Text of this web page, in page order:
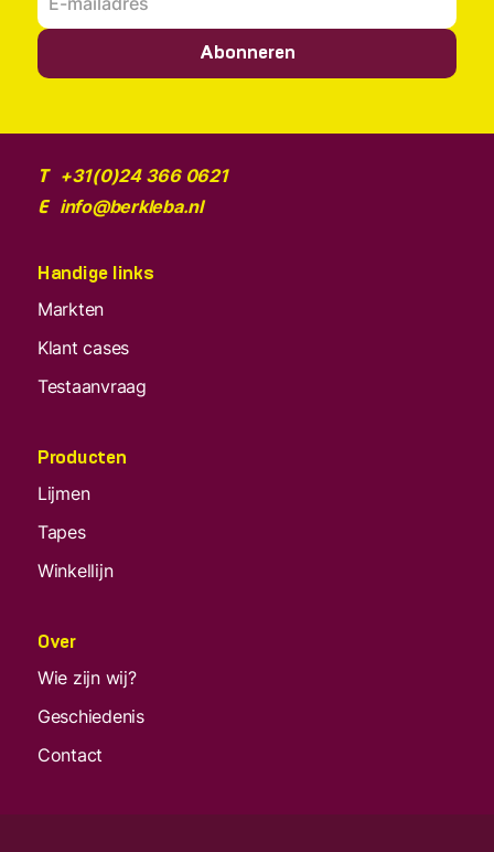
Abonneren
T +31(0)24 366 0621
E info@berkleba.nl
Handige links
Markten
Klant cases
Testaanvraag
Producten
Lijmen
Tapes
Winkellijn
Over
Wie zijn wij?
Geschiedenis
Contact